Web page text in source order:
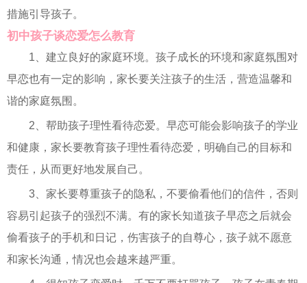
措施引导孩子。
初中孩子谈恋爱怎么教育
1、建立良好的家庭环境。孩子成长的环境和家庭氛围对
早恋也有一定的影响，家长要关注孩子的生活，营造温馨和
谐的家庭氛围。
2、帮助孩子理性看待恋爱。早恋可能会影响孩子的学业
和健康，家长要教育孩子理性看待恋爱，明确自己的目标和
责任，从而更好地发展自己。
3、家长要尊重孩子的隐私，不要偷看他们的信件，否则
容易引起孩子的强烈不满。有的家长知道孩子早恋之后就会
偷看孩子的手机和日记，伤害孩子的自尊心，孩子就不愿意
和家长沟通，情况也会越来越严重。